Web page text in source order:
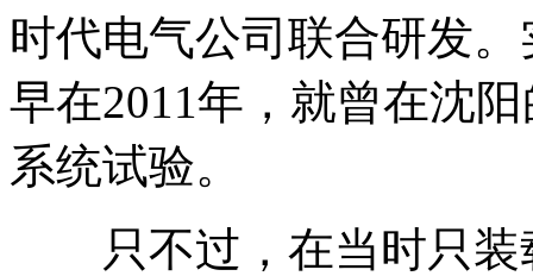
时代电气公司联合研发
早在2011年，就曾在沈
系统试验。
只不过，在当时只装